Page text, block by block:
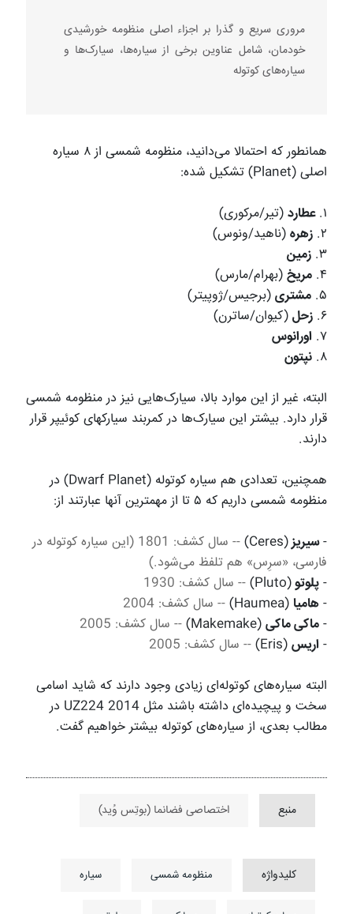
مروری سریع و گذرا بر اجزاء اصلی منظومه خورشیدی
خودمان، شامل عناوین برخی از سیاره‌ها، سیارک‌ها و
سیاره‌های کوتوله
همانطور که احتمالا می‌دانید، منظومه شمسی از ۸ سیاره
اصلی (Planet) تشکیل شده:
۱. عطارد (تیر/مرکوری)
۲. زهره (ناهید/ونوس)
۳. زمین
۴. مریخ (بهرام/مارس)
۵. مشتری (برجیس/ژوپیتر)
۶. زحل (کیوان/ساترن)
۷. اورانوس
۸. نپتون
البته، غیر از این موارد بالا، سیارک‌هایی نیز در منظومه شمسی
قرار دارد. بیشتر این سیارک‌ها در کمربند سیارکهای کوئیپر قرار
دارند.
همچنین، تعدادی هم سیاره‌ کوتوله (Dwarf Planet) در
منظومه شمسی داریم که ۵ تا از مهمترین آنها عبارتند از:
-سیریز(Ceres)
-- سال کشف: 1801 (این سیاره کوتوله در
فارسی، «سرِس» هم تلفظ می‌شود.)
- پلوتو(Pluto)
-- سال کشف: 1930
- هامیا (Haumea)
-- سال کشف: 2004
- ماکی ماکی (Makemake)
-- سال کشف: 2005
- اریس (Eris) -- سال کشف: 2005
البته سیاره‌های کوتوله‌ای زیادی وجود دارند که شاید اسامی
سخت و پیچیده‌ای داشته باشند مثل 2014 UZ224 در
مطالب بعدی، از سیاره‌های کوتوله بیشتر خواهیم گفت.
منبع اختصاصی فضانما (بوتِس وُید)
کلیدواژه منظومه شمسی سیاره